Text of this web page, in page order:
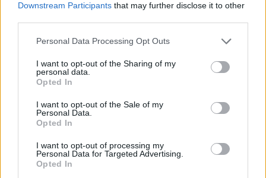
Downstream Participants that may further disclose it to other
Please note that this website/app uses one or more Google
not limited to your visit or usage behaviour. You may click to
grant or deny consent to Google and its third-party tags to
use your data for below specified purposes in below Google
consent section.
Personal Data Processing Opt Outs
I want to opt-out of the Sharing of my
personal data.
Opted In
I want to opt-out of the Sale of my
Personal Data.
Opted In
I want to opt-out of processing my
Personal Data for Targeted Advertising.
Opted In
Hirdetés